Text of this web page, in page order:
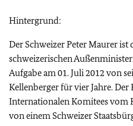
Hintergrund:
Der Schweizer Peter Maurer ist
schweizerischen
Aufgabe am 01. Juli 2012 von
Kellenberger für vier Jahre. Der
Internationalen Komitees
von einem Schweizer